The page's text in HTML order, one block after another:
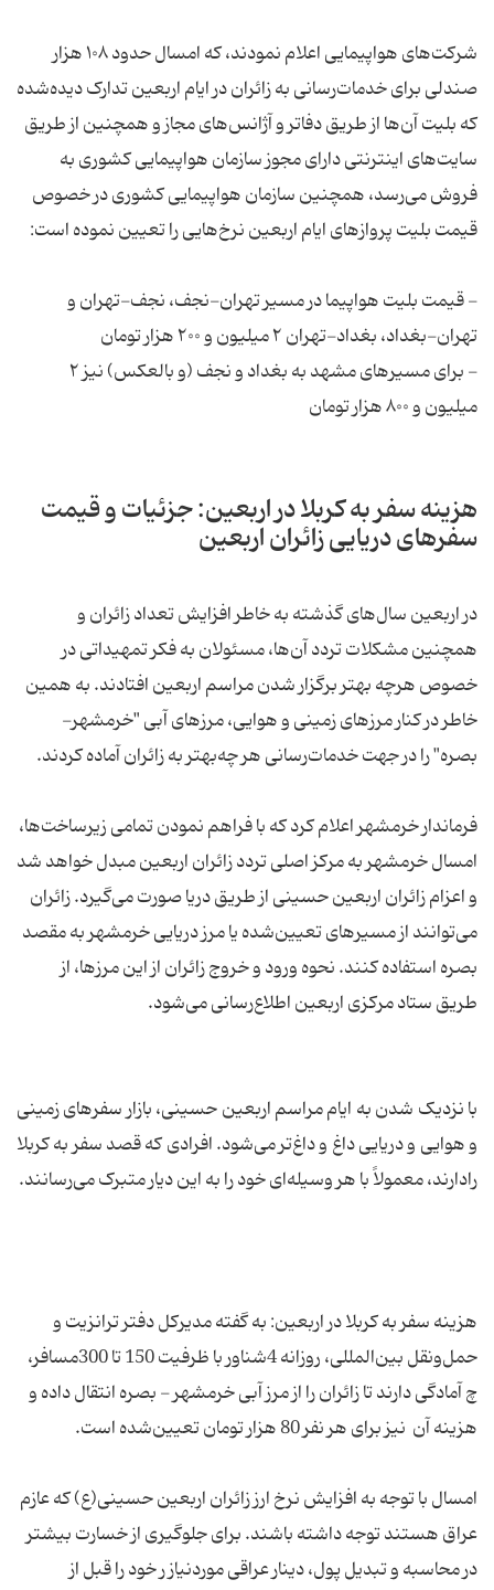
شرکت‌های هواپیمایی اعلام نمودند، که امسال حدود ۱۰۸ هزار
صندلی برای خدمات‌رسانی به زائران در ایام اربعین تدارک دیده‌شده
که بلیت آن‌ها از طریق دفاتر و آژانس‌های مجاز و همچنین از طریق
سایت‌های اینترنتی دارای مجوز سازمان هواپیمایی کشوری به
فروش می‌رسد، همچنین سازمان هواپیمایی کشوری در خصوص
قیمت بلیت پروازهای ایام اربعین نرخ‌هایی را تعیین نموده است:
- قیمت بلیت هواپیما در مسیر تهران-نجف، نجف-تهران و
تهران-بغداد، بغداد-تهران ۲ میلیون و ۲۰۰ هزار تومان
- برای مسیرهای مشهد به بغداد و نجف (و بالعکس) نیز ۲
میلیون و ۸۰۰ هزار تومان
هزینه سفر به کربلا در اربعین: جزئیات و قیمت
سفرهای دریایی زائران اربعین
در اربعین سال‌های گذشته به خاطر افزایش تعداد زائران و
همچنین مشکلات تردد آن‌ها، مسئولان به فکر تمهيداتی در
خصوص هرچه بهتر برگزار شدن مراسم اربعین افتادند. به همین
خاطر در کنار مرزهای زمینی و هوایی، مرزهای آبی "خرمشهر-
بصره" را در جهت خدمات‌رسانی هر چه‌بهتر به زائران آماده‌ کردند.
فرماندار خرمشهر اعلام کرد که با فراهم نمودن تمامی زیرساخت‌ها،
امسال خرمشهر به مرکز اصلی تردد زائران اربعین مبدل خواهد شد
و اعزام زائران اربعین حسینی از طریق دریا صورت می‌گیرد. زائران
می‌توانند از مسیرهای تعیین‌شده یا مرز دریایی خرمشهر به مقصد
بصره استفاده کنند. نحوه ورود و خروج زائران از این مرزها، از
طریق ستاد مرکزی اربعین اطلاع‌رسانی می‌شود.
با نزدیک شدن به ایام مراسم اربعین حسینی، بازار سفرهای زمینی
و هوایی و دریایی داغ و داغ‌تر می‌شود. افرادی که قصد سفر به کربلا
رادارند، معمولاً با هر وسیله‌ای خود را به این دیار متبرک می‌رسانند.
هزینه سفر به کربلا در اربعین: به گفته مديركل دفتر ترانزيت و
حمل‌ونقل بين‌المللی، روزانه 4شناور با ظرفيت 150 تا 300مسافر،
چ آمادگی دارند تا زائران را از مرز آبی خرمشهر - بصره انتقال داده و
هزینه آن نیز برای هر نفر 80 هزار تومان تعیین‌شده است.
امسال با توجه به افزایش نرخ ارز زائران اربعین حسینی(ع) که عازم
عراق هستند توجه داشته باشند. برای جلوگیری از خسارت بیشتر
در محاسبه و تبدیل پول، دینار عراقی موردنیاز ر خود را قبل از